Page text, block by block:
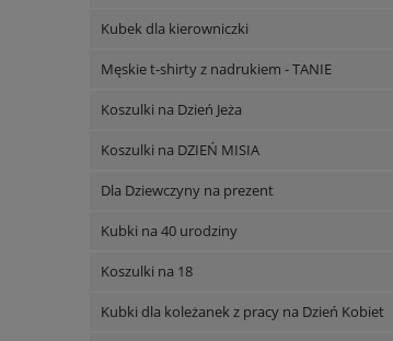
Kubek dla kierowniczki
Męskie t-shirty z nadrukiem - TANIE
Koszulki na Dzień Jeża
Koszulki na DZIEŃ MISIA
Dla Dziewczyny na prezent
Kubki na 40 urodziny
Koszulki na 18
Kubki dla koleżanek z pracy na Dzień Kobiet